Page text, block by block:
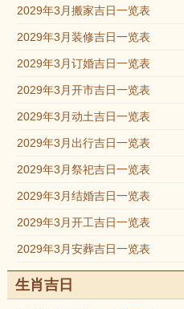
2029年3月搬家吉日一览表
2029年3月装修吉日一览表
2029年3月订婚吉日一览表
2029年3月开市吉日一览表
2029年3月动土吉日一览表
2029年3月出行吉日一览表
2029年3月祭祀吉日一览表
2029年3月结婚吉日一览表
2029年3月开工吉日一览表
2029年3月安葬吉日一览表
生肖吉日